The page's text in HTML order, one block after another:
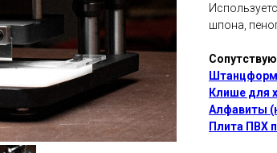
шпона,
Клише для
Алфавиты
Плита ПВХ